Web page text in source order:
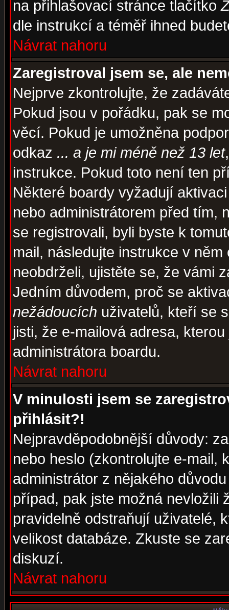
na přihlašovací stránce tlačítko
dle instrukcí a téměř ihned
Návrat nahoru
Zaregistroval jsem se, ale
Nejprve zkontrolujte, že
Pokud jsou v pořádku, pak se
věcí. Pokud je umožněna
odkaz ... a je mi méně než 13 let
instrukce. Pokud toto není ten
Některé boardy vyžadují
nebo administrátorem před tím,
se registrovali, byli byste k
mail, následujte instrukce v
neobdrželi, ujistěte se, že vámi
Jedním důvodem, proč se
nežádoucích uživatelů, kteří se
jisti, že e-mailová adresa,
administrátora boardu.
Návrat nahoru
V minulosti jsem se
přihlásit?!
Nejpravděpodobnější důvody:
nebo heslo (zkontrolujte e-mail,
administrátor z nějakého
případ, pak jste možná nevložili
pravidelně odstraňují uživatelé,
velikost databáze. Zkuste se
diskuzí.
Návrat nahoru